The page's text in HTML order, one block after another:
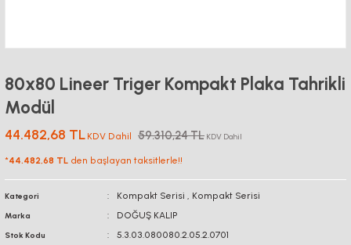
80x80 Lineer Triger Kompakt Plaka Tahrikli
Modül
44.482,68 TL KDV Dahil 59.310,24 TL KDV Dahil
*44.482,68 TL den başlayan taksitlerle!!
Kategori Kompakt Serisi , Kompakt Serisi
Marka DOĞUŞ KALIP
Stok Kodu 5.3.03.080080.2.05.2.0701